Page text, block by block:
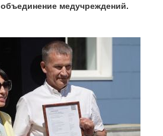
медучреждений.